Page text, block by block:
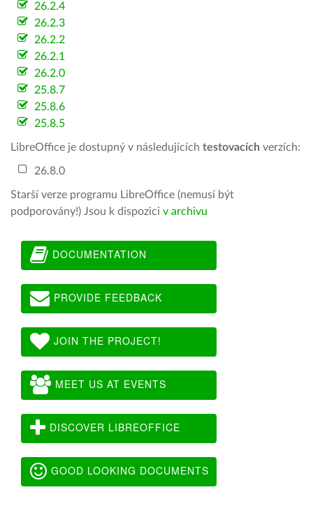
26.2.4
26.2.3
26.2.2
26.2.1
26.2.0
25.8.7
25.8.6
25.8.5
LibreOffice je dostupný v následujících testovacích verzích:
26.8.0
Starší verze programu LibreOffice (nemusí být
podporovány!) Jsou k dispozici v archivu
DOCUMENTATION
PROVIDE FEEDBACK
JOIN THE PROJECT!
MEET US AT EVENTS
DISCOVER LIBREOFFICE
GOOD LOOKING DOCUMENTS